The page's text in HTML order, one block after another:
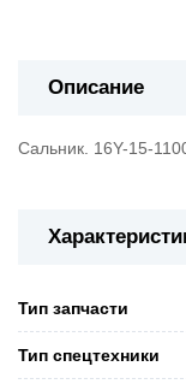
Описание
Сальник. 16Y-15-
Тип запчасти
Тип спецтехники